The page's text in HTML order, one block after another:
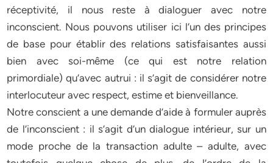
réceptivité, il nous reste à dialoguer avec notre
inconscient. Nous pouvons utiliser ici l’un des principes
de base pour établir des relations satisfaisantes aussi
bien avec soi-même (ce qui est notre relation
primordiale) qu’avec autrui : il s’agit de considérer notre
interlocuteur avec respect, estime et bienveillance.
Notre conscient a une demande d’aide à formuler auprès
de l’inconscient : il s’agit d’un dialogue intérieur, sur un
mode proche de la transaction adulte – adulte, avec